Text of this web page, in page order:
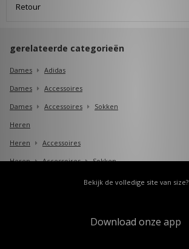
Retour
gerelateerde categorieën
Dames
Adidas
Dames
Accessoires
Dames
Accessoires
Sokken
Heren
Heren
Accessoires
Heren
Accessoires Sokken
Bekijk de volledige site van size?
Download onze app